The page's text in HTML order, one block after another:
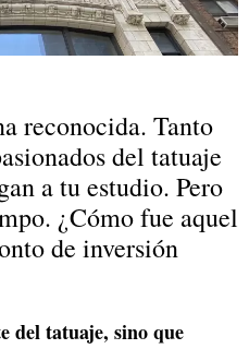
reconocida. Tanto
del tatuaje
a tu estudio. Pero
¿Cómo fue aquel
de inversión
del tatuaje, sino que